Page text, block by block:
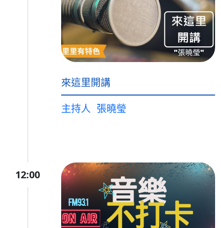
來這里開講
主持人 張曉瑩
12:00